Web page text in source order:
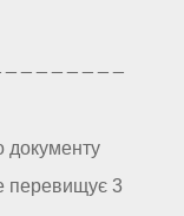
_ _ _ _ _ _ _
документу
перевищує 3